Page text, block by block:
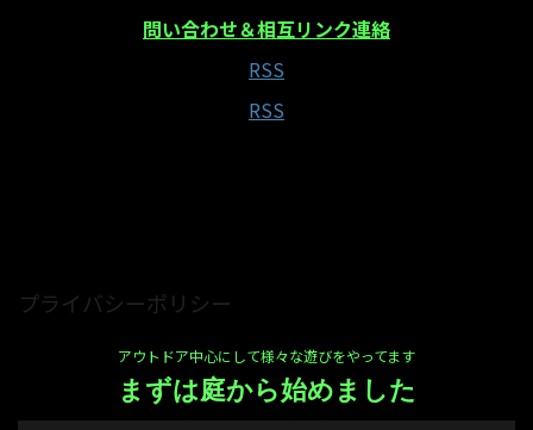
問い合わせ＆相互リンク連絡
RSS
RSS
プライバシーポリシー
アウトドア中心にして様々な遊びをやってます
まずは庭から始めました